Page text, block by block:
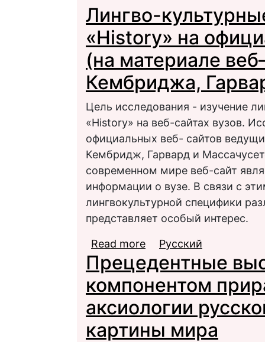
Лингво-
«History» на
(на материале
Кембриджа,
Цель исследования - изучение
«History» на веб-сайтах вузов.
официальных веб- сайтов
Кембридж, Гарвард и
современном мире веб-сайт
информации о вузе. В связи с
лингвокультурной специфики
представляет особый интерес.
Read more about Лингво-
официальном веб-
Кембриджа,
Русский
Прецедентные
компонентом
аксиологии
картины мира